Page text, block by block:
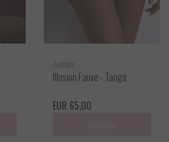
Aubade
Illusion Fauve - Tanga
EUR 65,00